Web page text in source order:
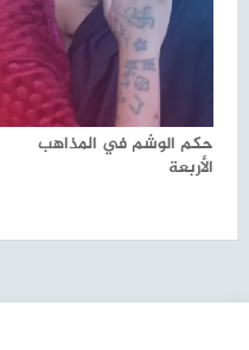
حكم الوشم في المذاهب
الأربعة